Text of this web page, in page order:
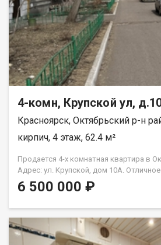
4-комн, Крупской ул,
Красноярск, Октябрьский р-н
кирпич, 4 этаж, 62.4 м²
Продается 4-х комнатная квартира в
Адрес: ул. Крупской, дом 10А.
рядом остановка и сквер Серебряный
площадками и зоной для выгул собак.
расположения: Квартира находится
центра города, Гремячей гривы и СФУ.
6 500 000 ₽